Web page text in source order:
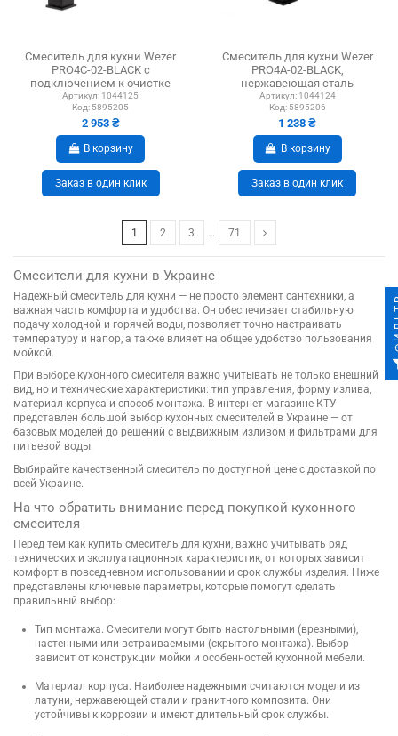
Смеситель для кухни Wezer
PRO4C-02-BLACK с
подключением к очистке
воды
Артикул: 1044125
Код: 5895205
2 953 ₴
В корзину
Заказ в один клик
Смеситель для кухни Wezer
PRO4A-02-BLACK,
нержавеющая сталь
Артикул: 1044124
Код: 5895206
1 238 ₴
В корзину
Заказ в один клик
1 2 3 … 71
Смесители для кухни в Украине
Надежный смеситель для кухни — не просто элемент сантехники, а
важная часть комфорта и удобства. Он обеспечивает стабильную
подачу холодной и горячей воды, позволяет точно настраивать
температуру и напор, а также влияет на общее удобство пользования
мойкой.
При выборе кухонного смесителя важно учитывать не только внешний
вид, но и технические характеристики: тип управления, форму излива,
материал корпуса и способ монтажа. В интернет-магазине КТУ
представлен большой выбор кухонных смесителей в Украине — от
базовых моделей до решений с выдвижным изливом и фильтрами для
питьевой воды.
Выбирайте качественный смеситель по доступной цене с доставкой по
всей Украине.
На что обратить внимание перед покупкой кухонного
смесителя
Перед тем как купить смеситель для кухни, важно учитывать ряд
технических и эксплуатационных характеристик, от которых зависит
комфорт в повседневном использовании и срок службы изделия. Ниже
представлены ключевые параметры, которые помогут сделать
правильный выбор:
Тип монтажа. Смесители могут быть настольными (врезными),
настенными или встраиваемыми (скрытого монтажа). Выбор
зависит от конструкции мойки и особенностей кухонной мебели.
Материал корпуса. Наиболее надежными считаются модели из
латуни, нержавеющей стали и гранитного композита. Они
устойчивы к коррозии и имеют длительный срок службы.